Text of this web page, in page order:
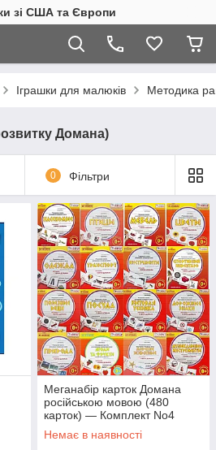
зі США та Європи
Іграшки для малюків Методика
Домана)
0 Фільтри
Меганабір карток Домана
російською мовою (480
карток) — Комплект No4
Немає в наявності